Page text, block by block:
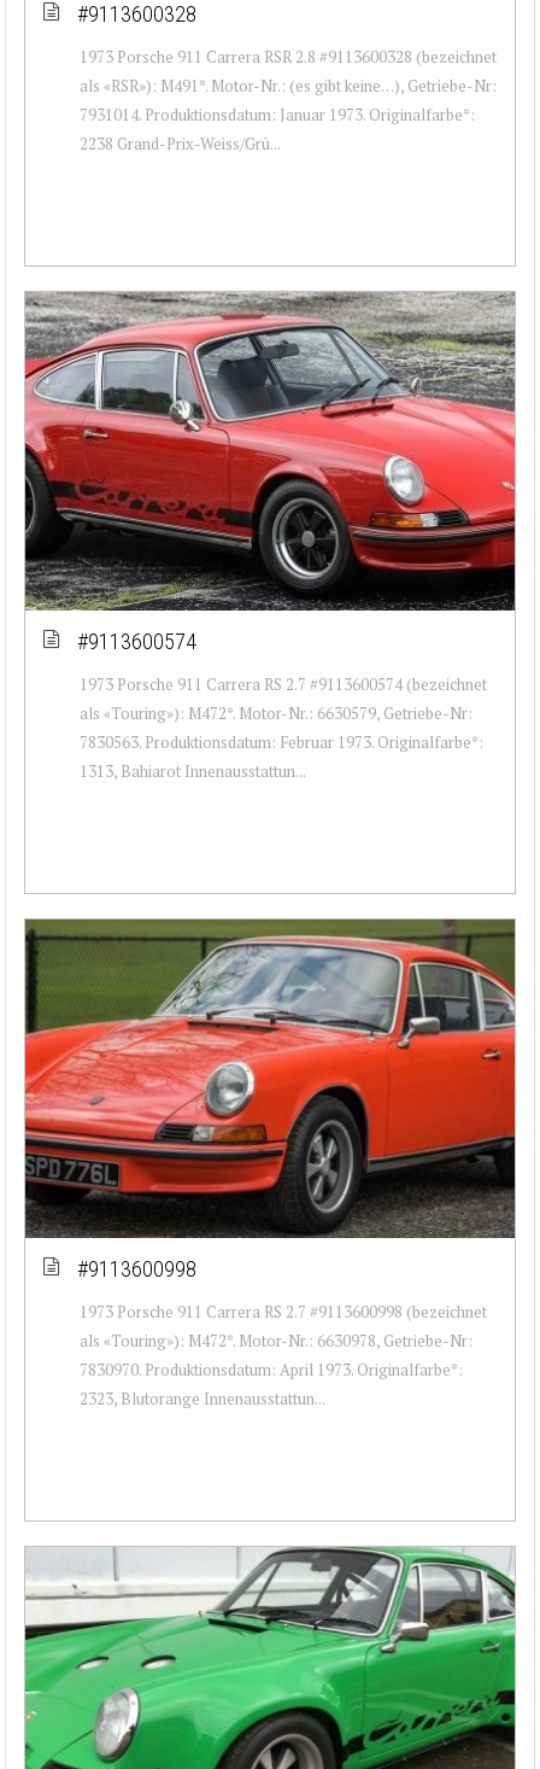
#9113600328
1973 Porsche 911 Carrera RSR 2.8 #9113600328 (bezeichnet
als «RSR»): M491*. Motor-Nr.: (es gibt keine…), Getriebe-Nr:
7931014. Produktionsdatum: Januar 1973. Originalfarbe*:
2238 Grand-Prix-Weiss/Grü...
#9113600574
1973 Porsche 911 Carrera RS 2.7 #9113600574 (bezeichnet
als «Touring»): M472*. Motor-Nr.: 6630579, Getriebe-Nr:
7830563. Produktionsdatum: Februar 1973. Originalfarbe*:
1313, Bahiarot Innenausstattun...
#9113600998
1973 Porsche 911 Carrera RS 2.7 #9113600998 (bezeichnet
als «Touring»): M472*. Motor-Nr.: 6630978, Getriebe-Nr:
7830970. Produktionsdatum: April 1973. Originalfarbe*:
2323, Blutorange Innenausstattun...